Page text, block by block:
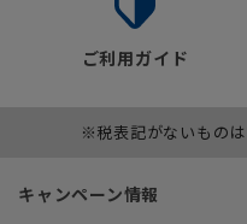
ご利用ガイド
※税表記がないもの
キャンペーン情報